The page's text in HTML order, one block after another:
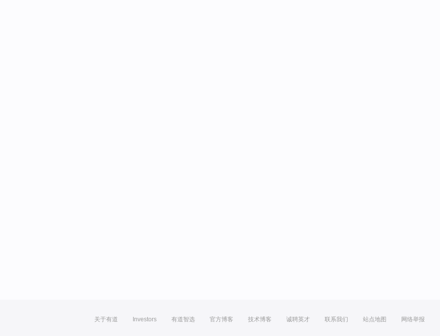
关于有道 Investors 有道智选 官方博客 技术博客 诚聘英才 联系我们 站点地图 网络举报